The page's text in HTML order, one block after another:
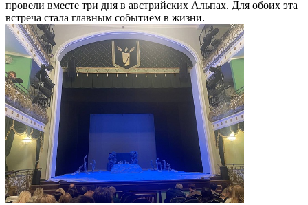
провели вместе три дня в австрийских Альпах. Для обоих эта
встреча стала главным событием в жизни.